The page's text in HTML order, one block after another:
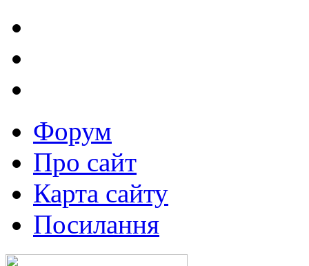
Форум
Про сайт
Карта сайту
Посилання